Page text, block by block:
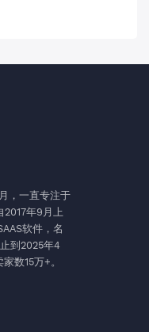
，一直专注于
2017年9月上
软件，名
到2025年4
数15万+。